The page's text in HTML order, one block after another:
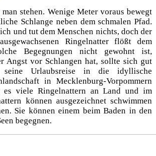
stehen. Wenige Meter voraus bewegt
Schlange neben dem schmalen Pfad.
und tut dem Menschen nichts, doch der
Ringelnatter flößt dem
Begegnungen nicht gewohnt ist,
Angst vor Schlangen hat, sollte sich gut
seine Urlaubsreise in die idyllische
in Mecklenburg-Vorpommern
viele Ringelnattern an Land und im
können ausgezeichnet schwimmen
Sie können einem beim Baden in den
begegnen.